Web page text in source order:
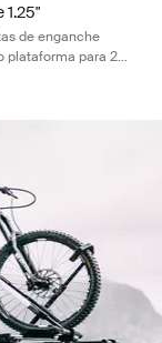
1.25"
de enganche
plataforma para 2